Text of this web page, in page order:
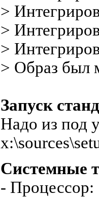
>
>
>
> Образ был
Запуск
Hадо из под
Системные
- Процессор: